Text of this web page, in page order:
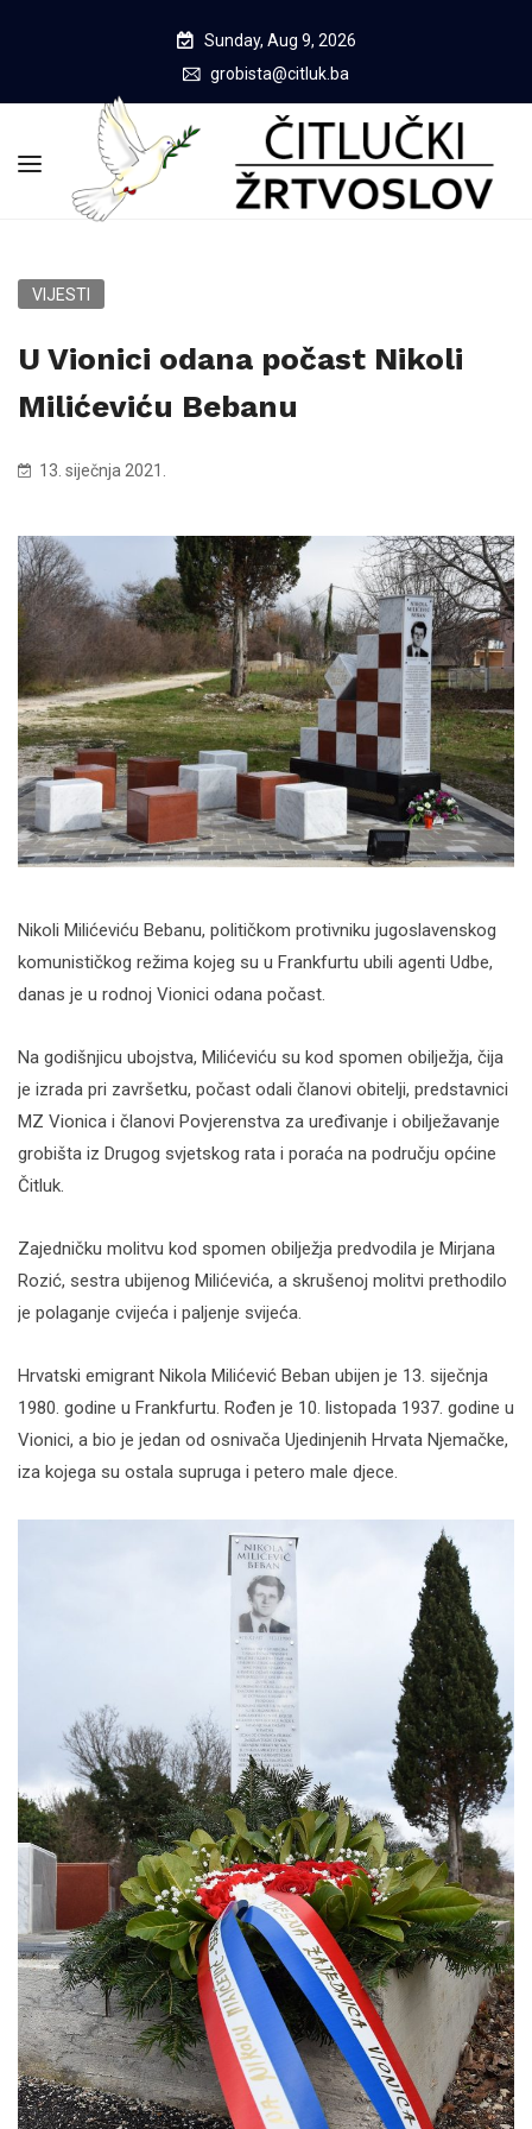
Sunday, Aug 9, 2026
grobista@citluk.ba
VIJESTI
U Vionici odana počast Nikoli
Milićeviću Bebanu
13. siječnja 2021.
Nikoli Milićeviću Bebanu, političkom protivniku jugoslavenskog
komunističkog režima kojeg su u Frankfurtu ubili agenti Udbe,
danas je u rodnoj Vionici odana počast.
Na godišnjicu ubojstva, Milićeviću su kod spomen obilježja, čija
je izrada pri završetku, počast odali članovi obitelji, predstavnici
MZ Vionica i članovi Povjerenstva za uređivanje i obilježavanje
grobišta iz Drugog svjetskog rata i poraća na području općine
Čitluk.
Zajedničku molitvu kod spomen obilježja predvodila je Mirjana
Rozić, sestra ubijenog Milićevića, a skrušenoj molitvi prethodilo
je polaganje cvijeća i paljenje svijeća.
Hrvatski emigrant Nikola Milićević Beban ubijen je 13. siječnja
1980. godine u Frankfurtu. Rođen je 10. listopada 1937. godine u
Vionici, a bio je jedan od osnivača Ujedinjenih Hrvata Njemačke,
iza kojega su ostala supruga i petero male djece.